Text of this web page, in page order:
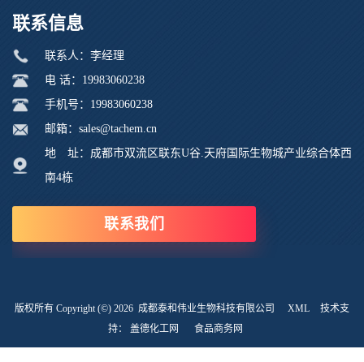
联系信息
联系人：李经理
电 话：19983060238
手机号：19983060238
邮箱：sales@tachem.cn
地 址：成都市双流区联东U谷.天府国际生物城产业综合体西
南4栋
联系我们
版权所有 Copyright (©) 2026 成都泰和伟业生物科技有限公司 XML
技术支
持： 盖德化工网 食品商务网